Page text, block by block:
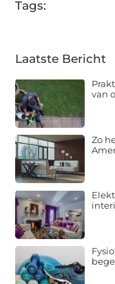
Tags:
Laatste Bericht
van
Zo